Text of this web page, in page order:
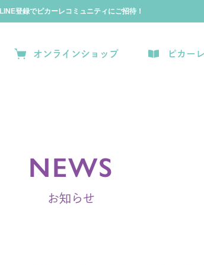
LINE登録でピカーレコミュニティにご招待！
オンラインショップ ピカー
NEWS
お知らせ